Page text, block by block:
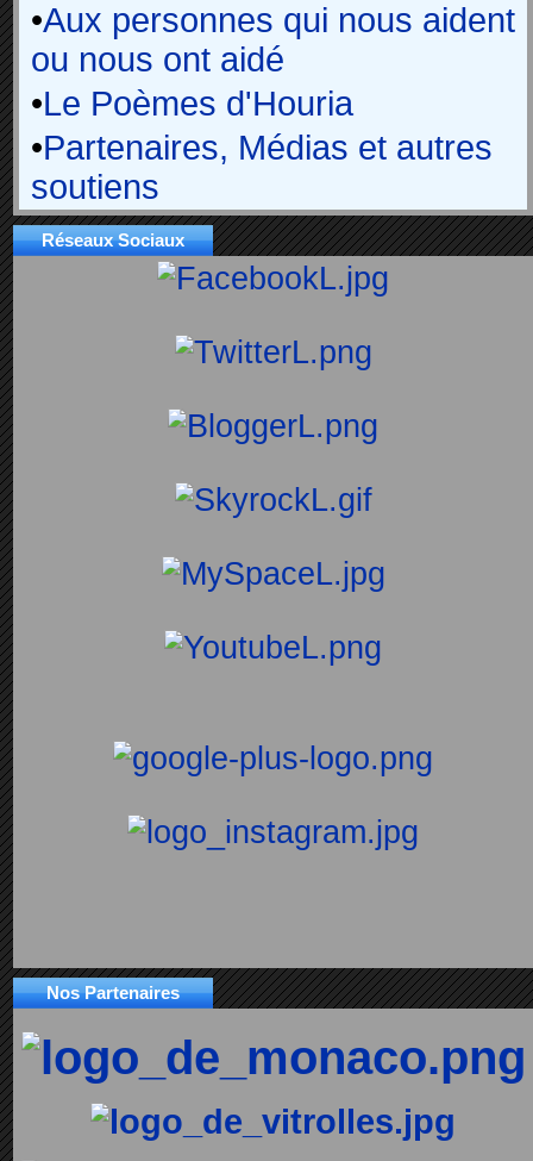
•Aux personnes qui nous aident
ou nous ont aidé
•Le Poèmes d'Houria
•Partenaires, Médias et autres
soutiens
Réseaux Sociaux
Nos Partenaires